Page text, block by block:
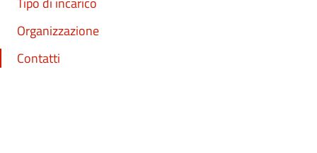
Organizzazione
Contatti